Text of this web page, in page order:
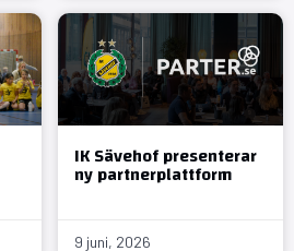
IK Sävehof presenterar
ny partnerplattform
9 juni, 2026